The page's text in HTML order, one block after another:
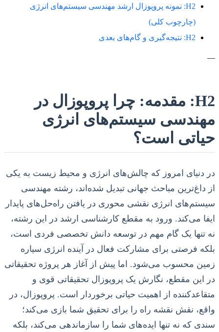
H2: نمونه پروپوزال ارشد مهندسی سیستم‌های انرژی
(چارچوب کلی)
H2: نتیجه‌گیری و گام‌های بعدی
—
H2: مقدمه: چرا پروپوزال در
مهندسی سیستم‌های انرژی
حیاتی است؟
در دنیای امروز که چالش‌های انرژی و محیط زیست به یکی
از داغ‌ترین مباحث جهانی تبدیل شده‌اند، رشته مهندسی
سیستم‌های انرژی نقشی محوری در یافتن راه‌حل‌های پایدار
ایفا می‌کند. ورود به مقطع کارشناسی ارشد در این رشته،
نه تنها یک گام مهم در توسعه دانش تخصصی فردی است،
بلکه فرصتی برای مشارکت فعال در آینده انرژی سیاره
زمین محسوب می‌شود. اما پیش از آغاز هر پروژه تحقیقاتی
در این مقطع، نگارش یک پروپوزال تحقیقاتی قوی و
متقاعدکننده از اهمیت حیاتی برخوردار است. پروپوزال، در
واقع، نقش نقشه راه را برای تحقیق شما بازی می‌کند؛
سندی که نه تنها ایده‌های شما را سازماندهی می‌کند، بلکه